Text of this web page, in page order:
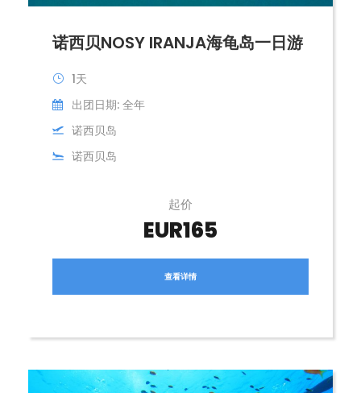
诺西贝NOSY IRANJA海龟岛一日游
1天
出团日期: 全年
诺西贝岛
诺西贝岛
起价
EUR165
查看详情